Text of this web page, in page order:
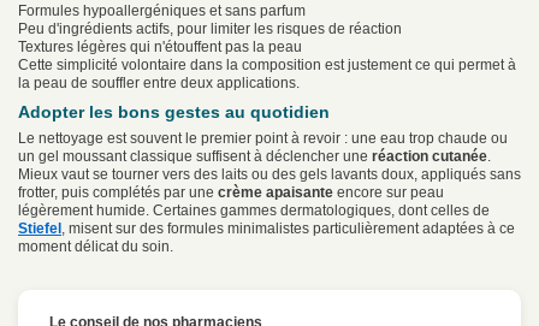
Formules hypoallergéniques et sans parfum
Peu d'ingrédients actifs, pour limiter les risques de réaction
Textures légères qui n'étouffent pas la peau
Cette simplicité volontaire dans la composition est justement ce qui permet à
la peau de souffler entre deux applications.
Adopter les bons gestes au quotidien
Le nettoyage est souvent le premier point à revoir : une eau trop chaude ou
un gel moussant classique suffisent à déclencher une réaction cutanée.
Mieux vaut se tourner vers des laits ou des gels lavants doux, appliqués sans
frotter, puis complétés par une crème apaisante encore sur peau
légèrement humide. Certaines gammes dermatologiques, dont celles de
Stiefel , misent sur des formules minimalistes particulièrement adaptées à ce
moment délicat du soin.